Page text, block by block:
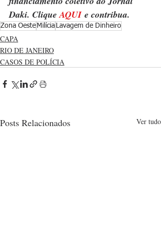
Daki. Clique AQUI e contribua.
Zona Oeste Milícia Lavagem de Dinheiro
CAPA
RIO DE JANEIRO
CASOS DE POLÍCIA
Posts Relacionados Ver tudo